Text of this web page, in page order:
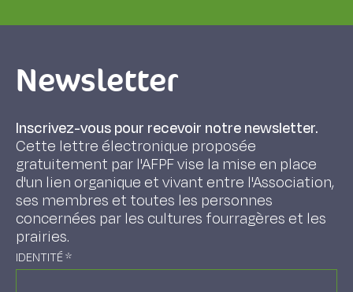
Newsletter
Inscrivez-vous pour recevoir notre newsletter.
Cette lettre électronique proposée
gratuitement par l'AFPF vise la mise en place
d'un lien organique et vivant entre l'Association,
ses membres et toutes les personnes
concernées par les cultures fourragères et les
prairies.
IDENTITÉ*